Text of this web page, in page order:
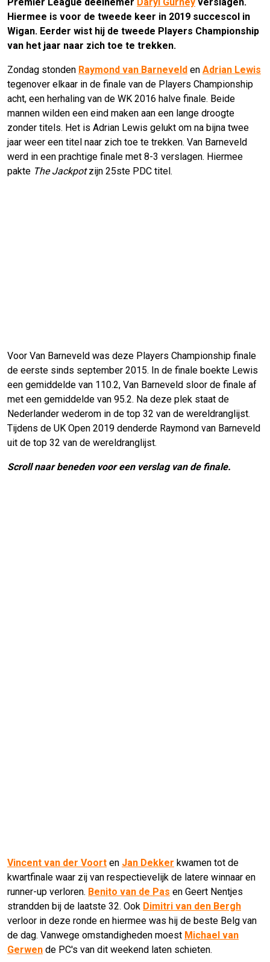
Hiermee is voor de tweede keer in 2019 succescol in
Wigan. Eerder wist hij de tweede Players Championship
van het jaar naar zich toe te trekken.
Zondag stonden Raymond van Barneveld en Adrian Lewis
tegenover elkaar in de finale van de Players Championship
acht, een herhaling van de WK 2016 halve finale. Beide
mannen wilden een eind maken aan een lange droogte
zonder titels. Het is Adrian Lewis gelukt om na bijna twee
jaar weer een titel naar zich toe te trekken. Van Barneveld
werd in een prachtige finale met 8-3 verslagen. Hiermee
pakte The Jackpotzijn 25ste PDC titel.
Voor Van Barneveld was deze Players Championship finale
de eerste sinds september 2015. In de finale boekte Lewis
een gemiddelde van 110.2, Van Barneveld sloor de finale af
met een gemiddelde van 95.2. Na deze plek staat de
Nederlander wederom in de top 32 van de wereldranglijst.
Tijdens de UK Open 2019 denderde Raymond van Barneveld
uit de top 32 van de wereldranglijst.
Scroll naar beneden voor een verslag van de finale.
Vincent van der Voort en Jan Dekker kwamen tot de
kwartfinale waar zij van respectievelijk de latere winnaar en
runner-up verloren. Benito van de Pas en Geert Nentjes
strandden bij de laatste 32. Ook Dimitri van den Bergh
verloor in deze ronde en hiermee was hij de beste Belg van
de dag. Vanwege omstandigheden moest Michael van
Gerwen de PC's van dit weekend laten schieten.